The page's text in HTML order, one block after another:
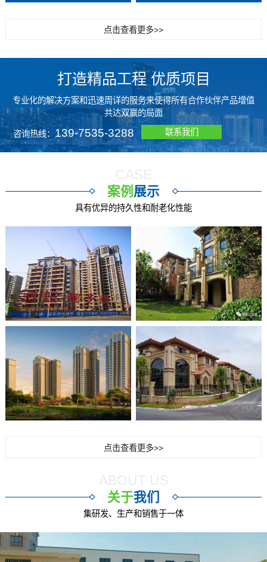
点击查看更多>>
打造精品工程 优质项目
专业化的解决方案和迅速周详的服务来使得所有合作伙伴产品增值
共达双赢的局面
咨询热线：139-7535-3288 联系我们
案例 展示
具有优异的持久性和耐老化性能
点击查看更多>>
关于我们
集研发、生产和销售于一体